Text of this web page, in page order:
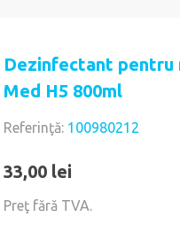
Dezinfectant pentru
Med H5 800ml
Referinţă: 100980212
33,00 lei
Preţ fără TVA.